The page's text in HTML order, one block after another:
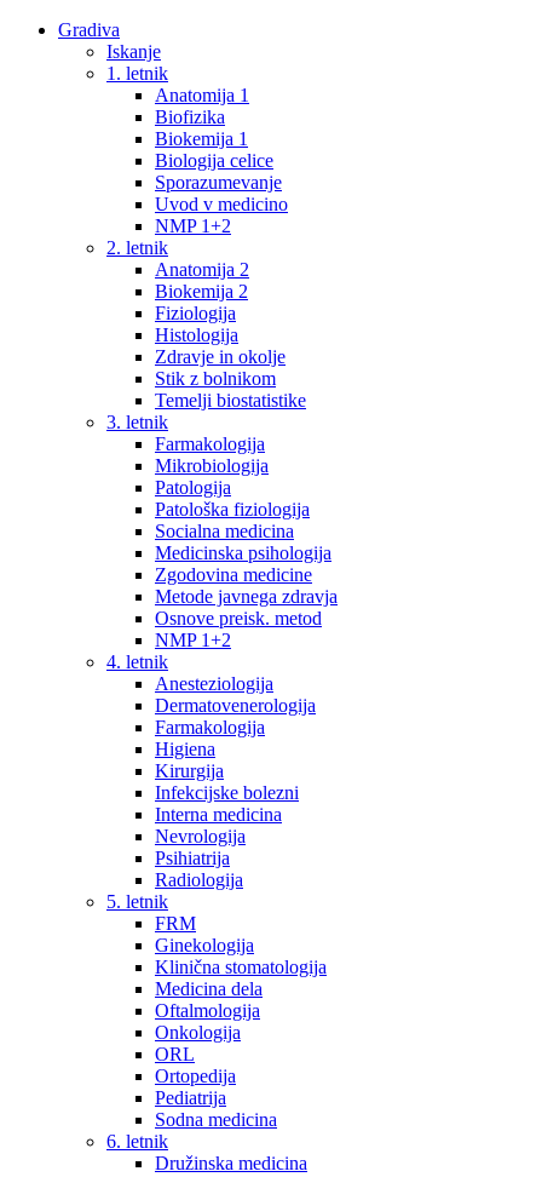
Gradiva
Iskanje
1. letnik
Anatomija 1
Biofizika
Biokemija 1
Biologija celice
Sporazumevanje
Uvod v medicino
NMP 1+2
2. letnik
Anatomija 2
Biokemija 2
Fiziologija
Histologija
Zdravje in okolje
Stik z bolnikom
Temelji biostatistike
3. letnik
Farmakologija
Mikrobiologija
Patologija
Patološka fiziologija
Socialna medicina
Medicinska psihologija
Zgodovina medicine
Metode javnega zdravja
Osnove preisk. metod
NMP 1+2
4. letnik
Anesteziologija
Dermatovenerologija
Farmakologija
Higiena
Kirurgija
Infekcijske bolezni
Interna medicina
Nevrologija
Psihiatrija
Radiologija
5. letnik
FRM
Ginekologija
Klinična stomatologija
Medicina dela
Oftalmologija
Onkologija
ORL
Ortopedija
Pediatrija
Sodna medicina
6. letnik
Družinska medicina